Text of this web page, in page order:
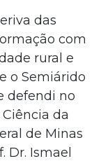
das
com
rural e
o Semiárido
defendi no
da
de Minas
Dr. Ismael